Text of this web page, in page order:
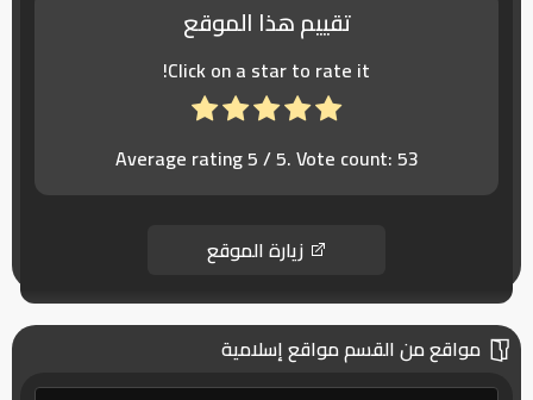
تقييم هذا الموقع
Click on a star to rate it!
Average rating5/ 5. Vote count:53
زيارة الموقع
مواقع من القسم مواقع إسلامية